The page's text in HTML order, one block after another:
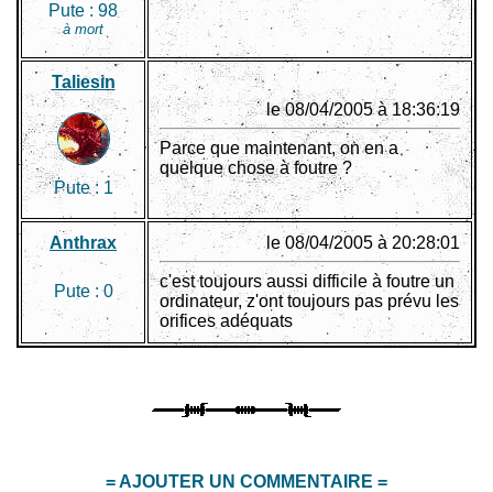
Pute : 98
à mort
Taliesin
Pute : 1
le 08/04/2005 à 18:36:19
Parce que maintenant, on en a
quelque chose à foutre ?
Anthrax
Pute :0
le 08/04/2005 à 20:28:01
c'est toujours aussi difficile à foutre un
ordinateur, z'ont toujours pas prévu les
orifices adéquats
= AJOUTER UN COMMENTAIRE =